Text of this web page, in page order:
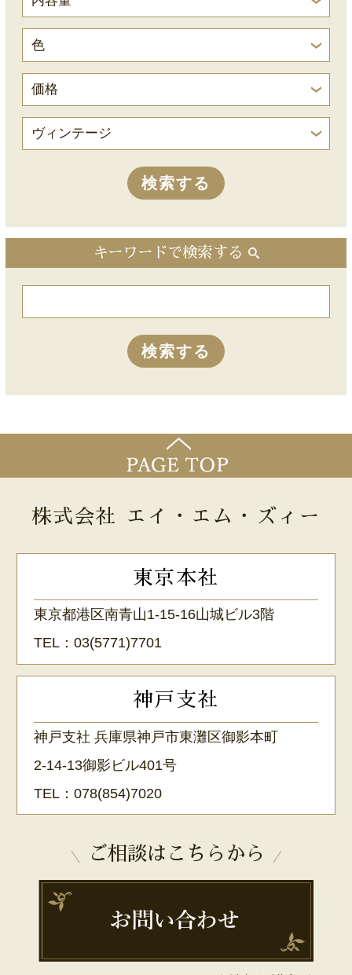
キーワードで検索する
株式会社 エイ・エム・ズィー
東京本社
東京都港区南青山1-15-16山城ビル3階
TEL：03(5771)7701
神戸支社
神戸支社 兵庫県神戸市東灘区御影本町
2-14-13御影ビル401号
TEL：078(854)7020
ご相談はこちらから